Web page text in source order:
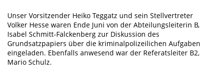
Unser Vorsitzender Heiko Teggatz und sein Stellvertreter
Volker Hesse waren Ende Juni von der Abteilungsleiterin B,
Isabel Schmitt-Falckenberg zur Diskussion des
Grundsatzpapiers über die kriminalpolizeilichen Aufgaben
eingeladen. Ebenfalls anwesend war der Referatsleiter B2,
Mario Schulz.